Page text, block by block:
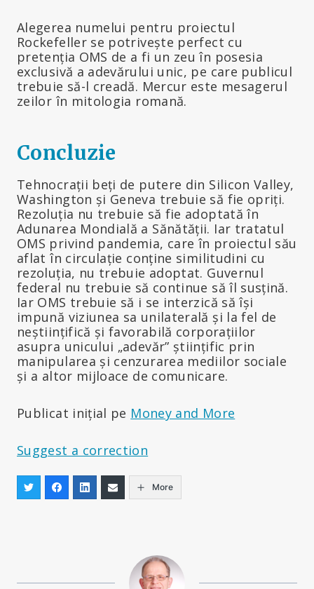
Alegerea numelui pentru proiectul
Rockefeller se potrivește perfect cu
pretenția OMS de a fi un zeu în posesia
exclusivă a adevărului unic, pe care publicul
trebuie să-l creadă. Mercur este mesagerul
zeilor în mitologia romană.
Concluzie
Tehnocrații beți de putere din Silicon Valley,
Washington și Geneva trebuie să fie opriți.
Rezoluția nu trebuie să fie adoptată în
Adunarea Mondială a Sănătății. Iar tratatul
OMS privind pandemia, care în proiectul său
aflat în circulație conține similitudini cu
rezoluția, nu trebuie adoptat. Guvernul
federal nu trebuie să continue să îl susțină.
Iar OMS trebuie să i se interzică să își
impună viziunea sa unilaterală și la fel de
neștiințifică și favorabilă corporațiilor
asupra unicului „adevăr” științific prin
manipularea și cenzurarea mediilor sociale
și a altor mijloace de comunicare.
Publicat inițial pe Money and More
Suggest a correction
More